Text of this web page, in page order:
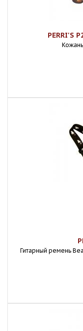
PERRI'S
Гитарный ремень